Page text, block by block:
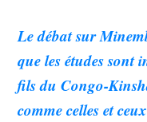
Le débat sur
que les études sont
fils du Congo-
comme celles et